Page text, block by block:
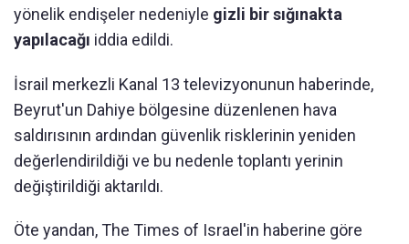
yönelik endişeler nedeniyle gizli bir sığınakta
yapılacağı iddia edildi.
İsrail merkezli Kanal 13 televizyonunun haberinde,
Beyrut'un Dahiye bölgesine düzenlenen hava
saldırısının ardından güvenlik risklerinin yeniden
değerlendirildiği ve bu nedenle toplantı yerinin
değiştirildiği aktarıldı.
Öte yandan,The Times of Israel 'in haberine göre